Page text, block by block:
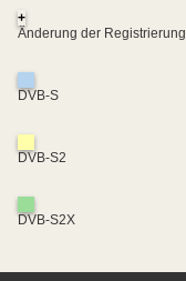
+
Änderung der Registrierung
DVB-S
DVB-S2
DVB-S2X